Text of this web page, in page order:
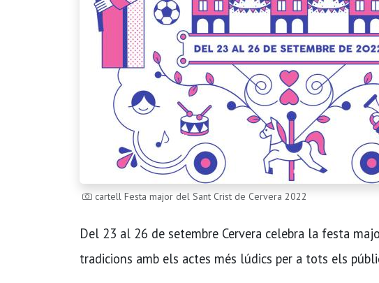
cartell Festa major del Sant Crist de Cervera 2022
Del 23 al 26 de setembre Cervera celebra la festa
tradicions amb els actes més lúdics per a tots els